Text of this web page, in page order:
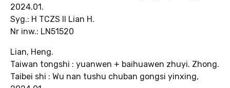
2024.01.
Syg.: H TCZS II Lian H.
Nr inw.: LN51520
Lian, Heng.
Taiwan tongshi : yuanwen + baihuawen zhuyi. Zhong.
Taibei shi : Wu nan tushu chuban gongsi yinxing,